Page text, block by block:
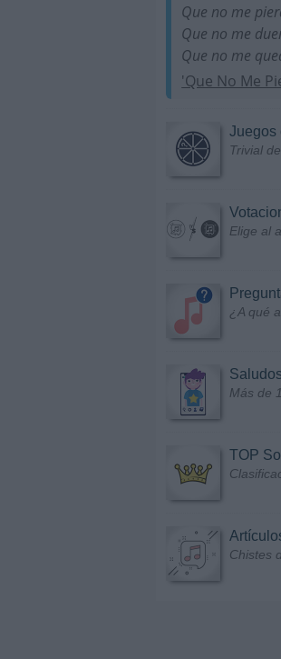
Que no me
Que no me
Que no me
'Que No Me
Juegos
Trivial
Elige al
¿A qué
Más de
TOP
Chistes